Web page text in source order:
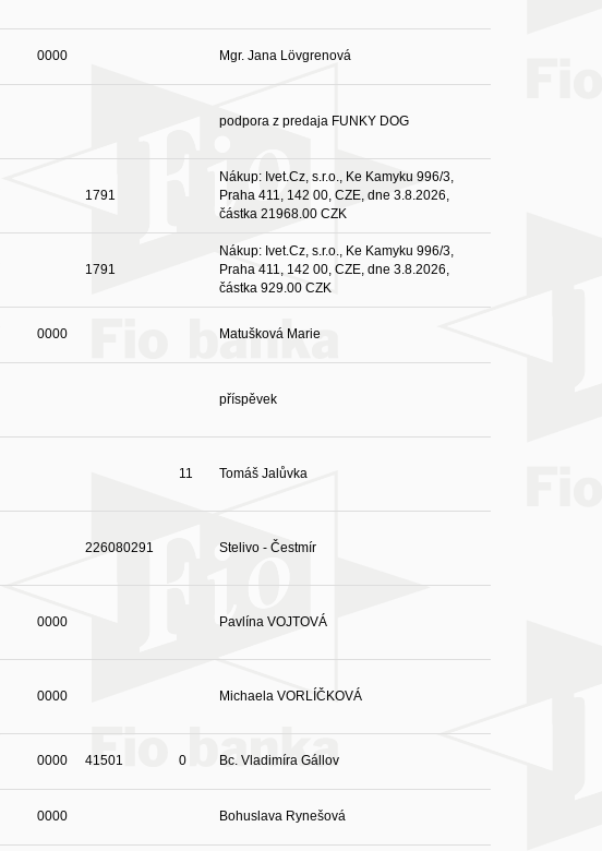
0000 Mgr. Jana Lövgrenová
podpora z predaja FUNKY DOG
1791
Nákup: Ivet.Cz, s.r.o., Ke Kamyku 996/3,
Praha 411, 142 00, CZE, dne 3.8.2026,
částka 21968.00 CZK
1791
Nákup: Ivet.Cz, s.r.o., Ke Kamyku 996/3,
Praha 411, 142 00, CZE, dne 3.8.2026,
částka 929.00 CZK
0000 Matušková Marie
příspěvek
11 Tomáš Jalůvka
226080291 Stelivo - Čestmír
0000 Pavlína VOJTOVÁ
0000 Michaela VORLÍČKOVÁ
0000 41501 0 Bc. Vladimíra Gállov
0000 Bohuslava Rynešová